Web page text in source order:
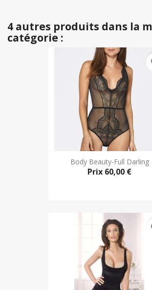
4 autres produits dans la
catégorie :
Body Beauty-Full Darling
Prix 60,00 €